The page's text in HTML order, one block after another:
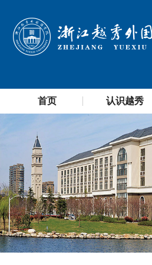
首页 认识越秀